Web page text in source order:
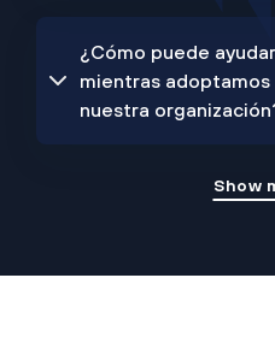
¿Cómo puede
mientras adoptamos
nuestra
Show